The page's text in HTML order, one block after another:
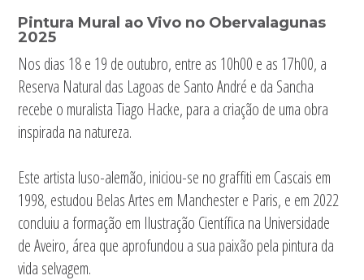
Pintura Mural ao Vivo no Obervalagunas
2025
Nos dias 18 e 19 de outubro, entre as 10h00 e as 17h00, a
Reserva Natural das Lagoas de Santo André e da Sancha
recebe o muralista Tiago Hacke, para a criação de uma obra
inspirada na natureza.
Este artista luso-alemão, iniciou-se no graffiti em Cascais em
1998, estudou Belas Artes em Manchester e Paris, e em 2022
concluiu a formação em Ilustração Científica na Universidade
de Aveiro, área que aprofundou a sua paixão pela pintura da
vida selvagem.